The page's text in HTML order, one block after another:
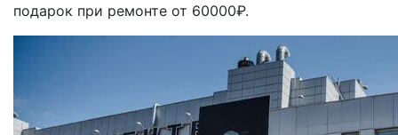
подарок при ремонте от 60000₽.